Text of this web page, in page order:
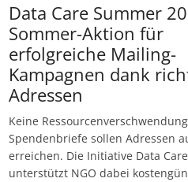
Data Care Summer
Sommer-Aktion für
erfolgreiche Mailing-
Kampagnen dank
Adressen
Keine
Spendenbriefe sollen Adressen
erreichen. Die Initiative Data
unterstützt NGO dabei